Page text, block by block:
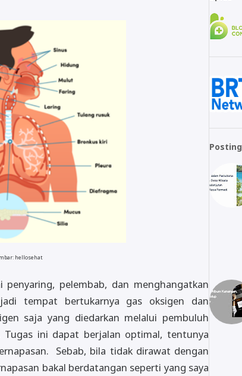
hellosehat
pelembab, dan menghangatkan
tempat bertukarnya gas oksigen dan
saja yang diedarkan melalui pembuluh
Tugas ini dapat berjalan optimal, tentunya
Sebab, bila tidak dirawat dengan
bakal berdatangan seperti yang saya